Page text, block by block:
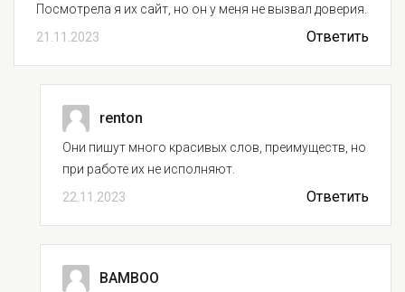
Посмотрела я их сайт, но он у меня не вызвал доверия.
21.11.2023
Ответить
renton
Они пишут много красивых слов, преимуществ, но
при работе их не исполняют.
22.11.2023
Ответить
BAMBOO